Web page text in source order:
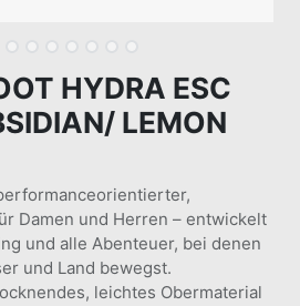
HYDRA ESC
LEMON
Damen und Herren – entwickelt
und alle Abenteuer, bei denen
und Land bewegst.
leichtes Obermaterial